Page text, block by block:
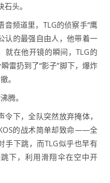
头。
音频道里，TLG的侦察手“鹰
认的最强自由人，他带着一
就在他开镜的瞬间，TLG的
雷扔到了“影子”脚下，爆炸
。
腾。
令下，全队突然放弃掩体，
的战术简单却致命——全
手下跳，而TLG似乎也早有
下，利用滑翔伞在空中开